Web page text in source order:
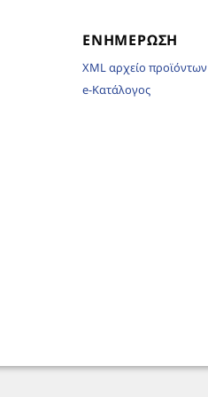
ΕΝΗΜΈΡΩΣΗ
XML αρχείο προϊόντων
e-Κατάλογος